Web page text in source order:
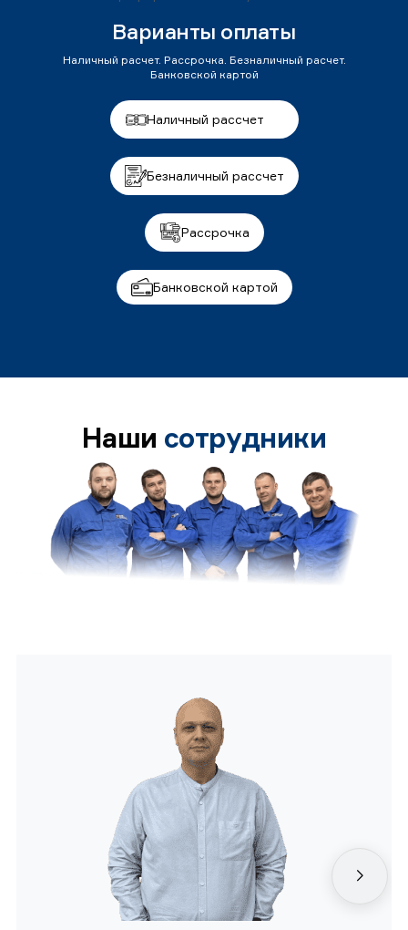
Варианты оплаты
Наличный расчет. Рассрочка. Безналичный расчет.
Банковской картой
Наличный рассчет
Безналичный рассчет
Рассрочка
Банковской картой
Наши сотрудники